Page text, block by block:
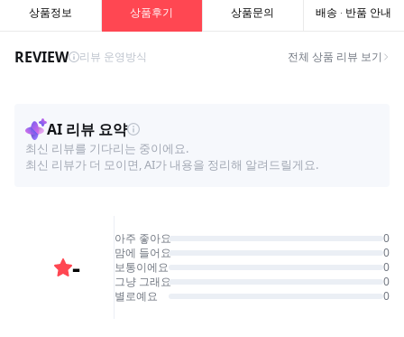
상품정보 상품후기 상품문의 배송 · 반품 안내